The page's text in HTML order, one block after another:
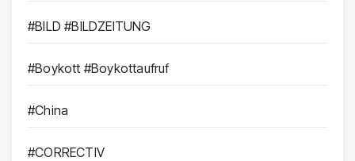
#BILD #BILDZEITUNG
#Boykott #Boykottaufruf
#China
#CORRECTIV